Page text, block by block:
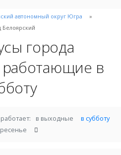
автономный округ Югра
Белоярский
города
работающие в
в выходные
в субботу